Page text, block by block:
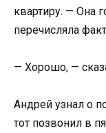
квартиру. — Она
перечисляла
— Хорошо, —
Андрей узнал о
тот позвонил в